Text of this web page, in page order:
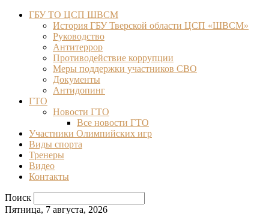
ГБУ ТО ЦСП ШВСМ
История ГБУ Тверской области ЦСП «ШВСМ»
Руководство
Антитеррор
Противодействие коррупции
Меры поддержки участников СВО
Документы
Антидопинг
ГТО
Новости ГТО
Все новости ГТО
Участники Олимпийских игр
Виды спорта
Тренеры
Видео
Контакты
Поиск
Пятница, 7 августа, 2026